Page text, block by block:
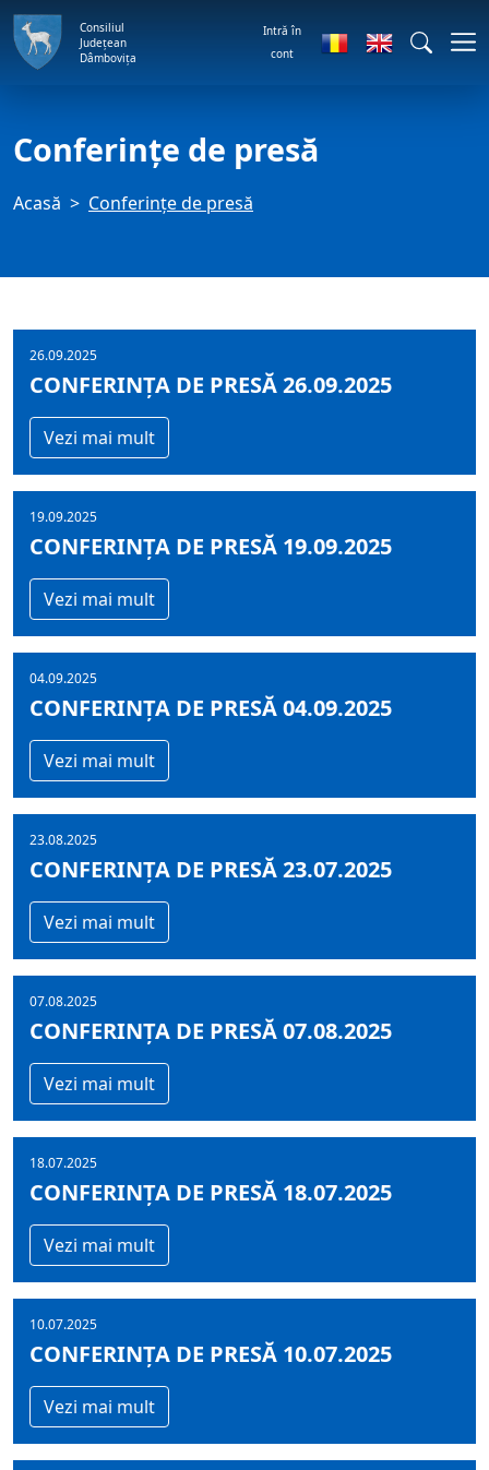
Consiliul
Județean
Dâmbovița
Intră în
cont
Conferințe de presă
Acasă Conferințe de presă
26.09.2025
CONFERINȚA DE PRESĂ 26.09.2025
Vezi mai mult
19.09.2025
CONFERINȚA DE PRESĂ 19.09.2025
Vezi mai mult
04.09.2025
CONFERINȚA DE PRESĂ 04.09.2025
Vezi mai mult
23.08.2025
CONFERINȚA DE PRESĂ 23.07.2025
Vezi mai mult
07.08.2025
CONFERINȚA DE PRESĂ 07.08.2025
Vezi mai mult
18.07.2025
CONFERINȚA DE PRESĂ 18.07.2025
Vezi mai mult
10.07.2025
CONFERINȚA DE PRESĂ 10.07.2025
Vezi mai mult